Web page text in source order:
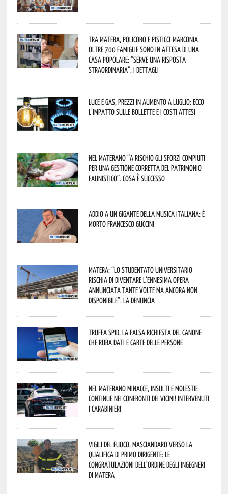
Tra Matera, Policoro e Pisticci-Marconia
oltre 700 famiglie sono in attesa di una
casa popolare: “serve una risposta
straordinaria”. I dettagli
Luce e gas, prezzi in aumento a luglio: ecco
l’impatto sulle bollette e i costi attesi
Nel materano “a rischio gli sforzi compiuti
per una gestione corretta del patrimonio
faunistico”. Cosa è successo
Addio a un gigante della musica italiana: è
morto Francesco Guccini
Matera: “Lo studentato universitario
rischia di diventare l’ennesima opera
annunciata tante volte ma ancora non
disponibile”. La denuncia
Truffa Spid, la falsa richiesta del canone
che ruba dati e carte delle persone
Nel materano minacce, insulti e molestie
continue nei confronti dei vicini! Intervenuti
i Carabinieri
Vigili del Fuoco, Masciandaro verso la
qualifica di Primo Dirigente: le
congratulazioni dell’Ordine degli Ingegneri
di Matera